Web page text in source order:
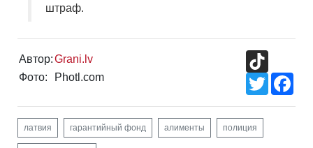
штраф.
Автор:Grani.lv
Фото:
Photl.com
Twitter
латвия гарантийный фонд алименты полиция